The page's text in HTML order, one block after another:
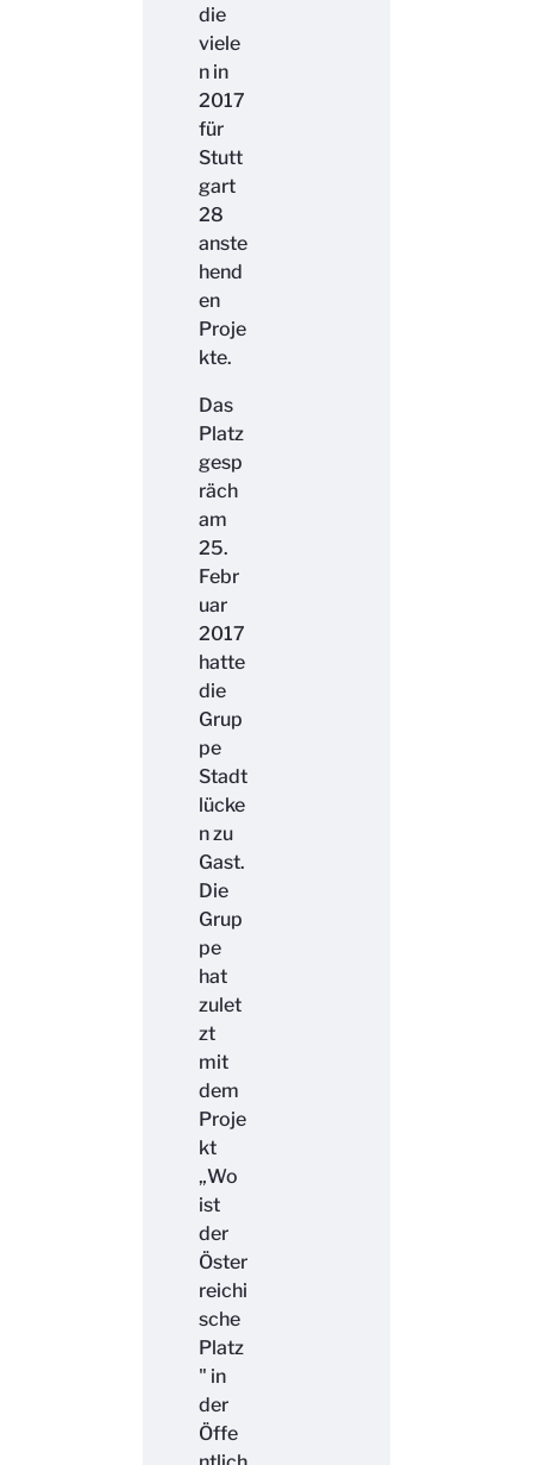
die
viele
n in
2017
für
Stutt
gart
28
anste
hend
en
Proje
kte.
Das
Platz
gesp
räch
am
25.
Febr
uar
2017
hatte
die
Grup
pe
Stadt
lücke
n zu
Gast.
Die
Grup
pe
hat
zulet
zt
mit
dem
Proje
kt
„Wo
ist
der
Öster
reichi
sche
Platz
" in
der
Öffe